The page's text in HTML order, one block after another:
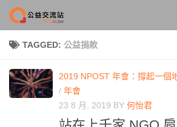
Skip to content
TAGGED: 公益捐款
2019 NPOST 年會：撐起一個
/ 年會
23 8 月, 2019 BY 何怡君